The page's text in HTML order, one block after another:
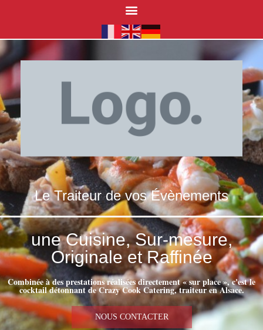
Le Traiteur de vos Évènements
une Cuisine, Sur-mesure,
Originale et Raffinée
Combinée à des prestations réalisées directement « sur place », c'est le
cocktail détonnant de Crazy Cook Catering, traiteur en Alsace.
NOUS CONTACTER